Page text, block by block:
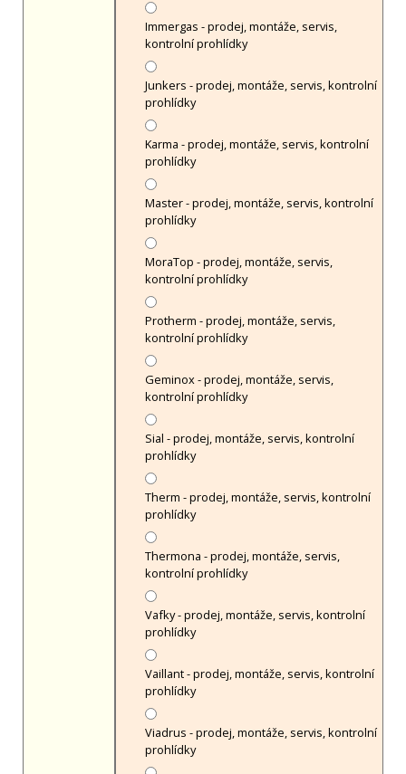
Immergas - prodej, montáže, servis,
kontrolní prohlídky
Junkers - prodej, montáže, servis, kontrolní
prohlídky
Karma - prodej, montáže, servis, kontrolní
prohlídky
Master - prodej, montáže, servis, kontrolní
prohlídky
MoraTop - prodej, montáže, servis,
kontrolní prohlídky
Protherm - prodej, montáže, servis,
kontrolní prohlídky
Geminox - prodej, montáže, servis,
kontrolní prohlídky
Sial - prodej, montáže, servis, kontrolní
prohlídky
Therm - prodej, montáže, servis, kontrolní
prohlídky
Thermona - prodej, montáže, servis,
kontrolní prohlídky
Vafky - prodej, montáže, servis, kontrolní
prohlídky
Vaillant - prodej, montáže, servis, kontrolní
prohlídky
Viadrus - prodej, montáže, servis, kontrolní
prohlídky